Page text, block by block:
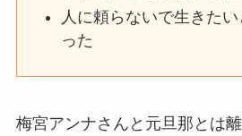
人に頼らないで生きた
った
梅宮アンナさんと元旦那とは